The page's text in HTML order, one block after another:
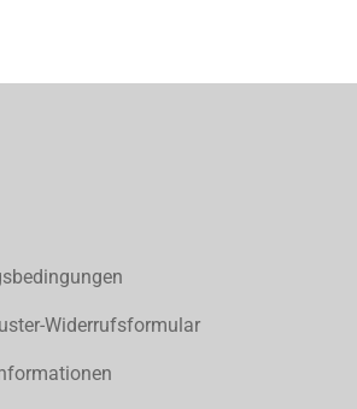
Widerrufsformular